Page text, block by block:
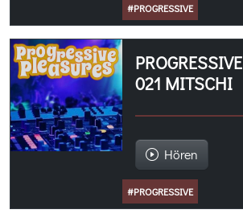
#PROGRESSIVE
021 MITSCHI
Hören
#PROGRESSIVE